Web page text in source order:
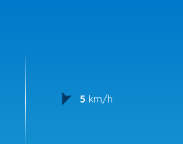
5 km/h